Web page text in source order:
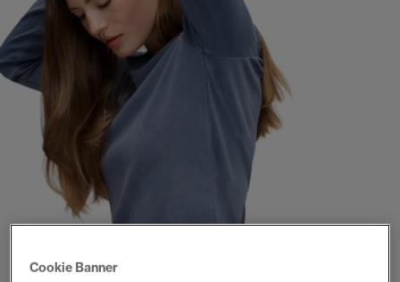
Cookie Banner